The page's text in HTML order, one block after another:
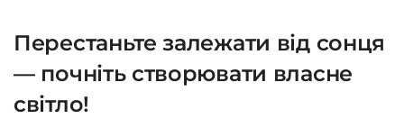
Натисніть її — і відкриється сторінка з
курсами.
Додатково посилання на курс прийде вам
Перестаньте залежати від сонця
— почніть створювати власне
світло!